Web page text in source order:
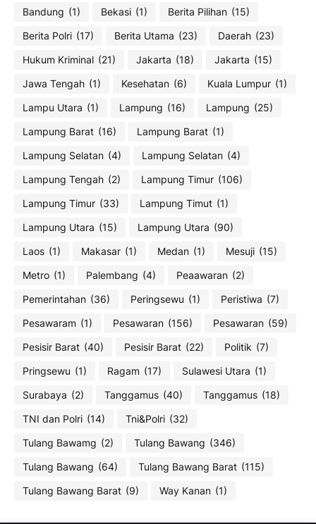
Bandung (1) Bekasi (1) Berita Pilihan (15)
Berita Polri (17) Berita Utama (23) Daerah (23)
Hukum Kriminal (21) Jakarta (18) Jakarta (15)
Jawa Tengah (1) Kesehatan (6) Kuala Lumpur (1)
Lampu Utara (1) Lampung (16) Lampung (25)
Lampung Barat (16) Lampung Barat (1)
Lampung Selatan (4) Lampung Selatan (4)
Lampung Tengah (2) Lampung Timur (106)
Lampung Timur (33) Lampung Timut (1)
Lampung Utara (15) Lampung Utara (90)
Laos (1) Makasar (1) Medan (1) Mesuji (15)
Metro (1) Palembang (4) Peaawaran (2)
Pemerintahan (36) Peringsewu (1) Peristiwa (7)
Pesawaram (1) Pesawaran (156) Pesawaran (59)
Pesisir Barat (40) Pesisir Barat (22) Politik (7)
Pringsewu (1) Ragam (17) Sulawesi Utara (1)
Surabaya (2) Tanggamus (40) Tanggamus (18)
TNI dan Polri (14) Tni&Polri (32)
Tulang Bawamg (2) Tulang Bawang (346)
Tulang Bawang (64) Tulang Bawang Barat (115)
Tulang Bawang Barat (9) Way Kanan (1)